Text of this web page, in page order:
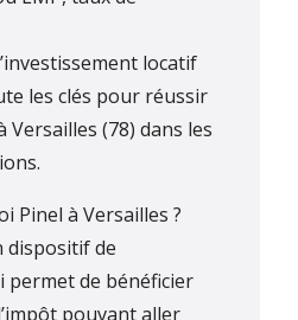
locatif
les clés pour réussir
(78) dans les
Pinel à Versailles ?
dispositif de
permet de bénéficier
pouvant aller